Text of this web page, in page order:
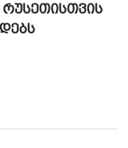
რუსეთისთვის